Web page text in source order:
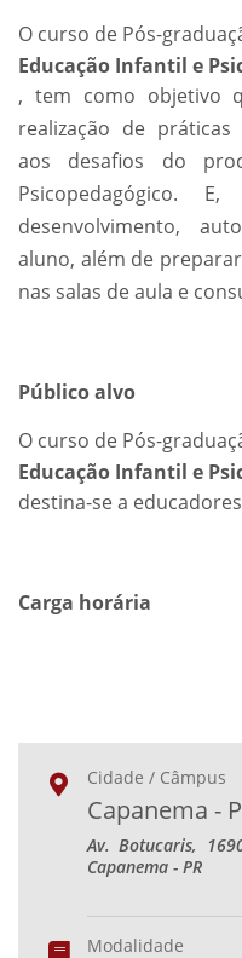
O curso de Pós-
Educação Infantil e
, tem como objetivo
realização de
aos desafios do
Psicopedagógico.
desenvolvimento,
aluno, além de
nas salas de aula e
Público alvo
O curso de Pós-
Educação Infantil e
destina-se a
Carga horária
Cidade / Câmpus
Capanema -
Av. Botucaris,
Capanema - PR
Modalidade